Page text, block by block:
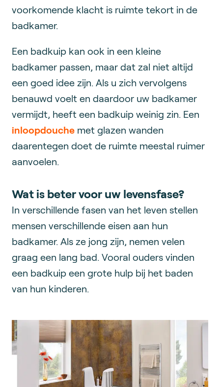
voorkomende klacht is ruimte tekort in de
badkamer.
Een badkuip kan ook in een kleine
badkamer passen, maar dat zal niet altijd
een goed idee zijn. Als u zich vervolgens
benauwd voelt en daardoor uw badkamer
vermijdt, heeft een badkuip weinig zin. Een
inloopdouche met glazen wanden
daarentegen doet de ruimte meestal ruimer
aanvoelen.
Wat is beter voor uw levensfase?
In verschillende fasen van het leven stellen
mensen verschillende eisen aan hun
badkamer. Als ze jong zijn, nemen velen
graag een lang bad. Vooral ouders vinden
een badkuip een grote hulp bij het baden
van hun kinderen.